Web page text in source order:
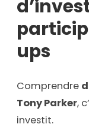
ups
Comprendre
Tony Parker,
investit.